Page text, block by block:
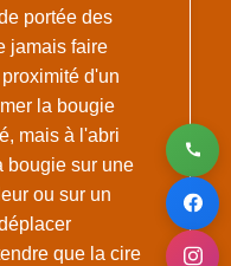
portée des
jamais faire
d'un
la bougie
mais à l'abri
bougie sur une
ou sur un
que la cire